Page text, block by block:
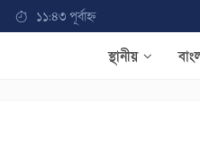
১১:৪৩ পূর্বাহ্ন
স্থানীয়